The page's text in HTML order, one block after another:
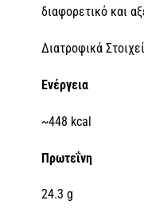
διαφορετικό και
Διατροφικά
Ενέργεια
~448 kcal
Πρωτεΐνη
24.3 g